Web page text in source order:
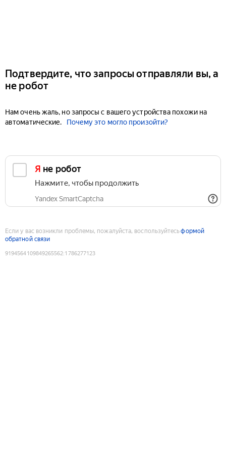
Подтвердите, что запросы отправляли вы, а
не робот
Нам очень жаль, но запросы с вашего устройства похожи на
автоматические.
Почему это могло произойти?
Я не робот
Нажмите, чтобы продолжить
Yandex SmartCaptcha
Если у вас возникли проблемы, пожалуйста, воспользуйтесьформой
обратной связи
9194564109849265562:1786277123